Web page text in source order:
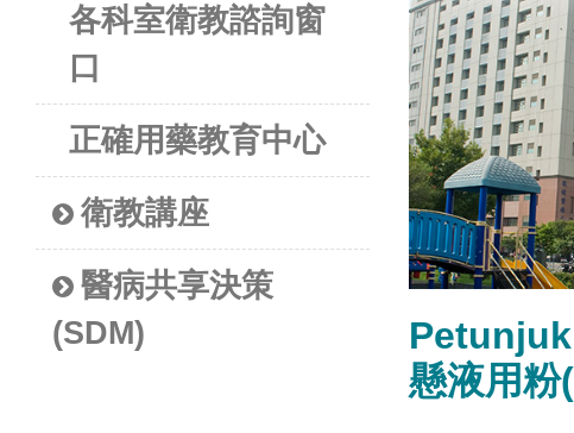
各科室衛教諮詢窗
口
正確用藥教育中心
衛教講座
醫病共享決策
(SDM)
懸液用粉